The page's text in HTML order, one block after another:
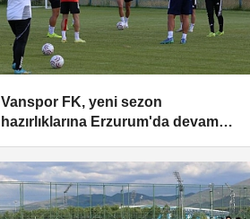
Vanspor FK, yeni sezon
hazırlıklarına Erzurum'da devam